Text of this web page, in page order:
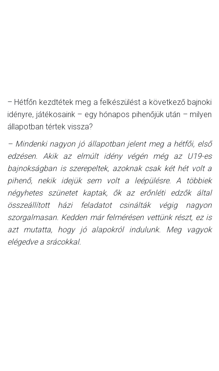
– Hétfőn kezdtétek meg a felkészülést a következő bajnoki
idényre, játékosaink – egy hónapos pihenőjük után – milyen
állapotban tértek vissza?
– Mindenki nagyon jó állapotban jelent meg a hétfői, első
edzésen. Akik az elmúlt idény végén még az U19-es
bajnokságban is szerepeltek, azoknak csak két hét volt a
pihenő, nekik idejük sem volt a leépülésre. A többiek
négyhetes szünetet kaptak, ők az erőnléti edzők által
összeállított házi feladatot csinálták végig nagyon
szorgalmasan. Kedden már felmérésen vettünk részt, ez is
azt mutatta, hogy jó alapokról indulunk. Meg vagyok
elégedve a srácokkal.